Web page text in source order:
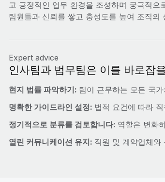
고 긍정적인 업무 환경을 조성하며 궁극적
팀원들과 신뢰를 쌓고 충성도를 높여 조직의
Expert advice
인사팀과 법무팀은 이를 바로잡
현지 법률 파악하기: 팀이 근무하는 모든 국
명확한 가이드라인 설정: 법적 요건에 따라
정기적으로 분류를 검토합니다: 역할은 변화
열린 커뮤니케이션 유지: 직원 및 계약업체와